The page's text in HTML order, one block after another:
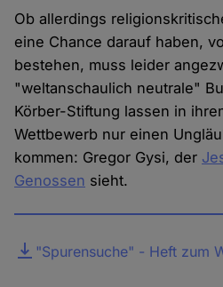
Ob allerdings
eine Chance darauf haben,
bestehen, muss leider
"weltanschaulich neutrale"
Körber-Stiftung lassen in
Wettbewerb nur einen
kommen: Gregor Gysi, der
Genossen sieht.
Datei"Spurensuche" - Heft zum